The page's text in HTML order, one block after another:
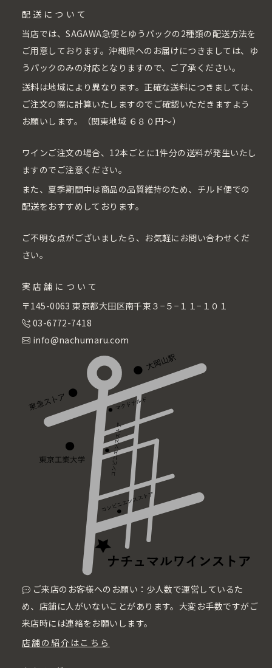
配送について
当店では、SAGAWA急便とゆうパックの2種類の配送方法を
ご用意しております。沖縄県へのお届けにつきましては、ゆ
うパックのみの対応となりますので、ご了承ください。
送料は地域により異なります。正確な送料につきましては、
ご注文の際に計算いたしますのでご確認いただきますよう
お願いします。（関東地域 ６８０円〜）
ワインご注文の場合、12本ごとに1件分の送料が発生いたし
ますのでご注意ください。
また、夏季期間中は商品の品質維持のため、チルド便での
配送をおすすめしております。
ご不明な点がございましたら、お気軽にお問い合わせくだ
さい。
実店舗について
〒145-0063 東京都大田区南千束３−５−１１−１０１
03-6772-7418
info@nachumaru.com
ご来店のお客様へのお願い：少人数で運営しているた
め、店舗に人がいないことがあります。大変お手数ですがご
来店時には連絡をお願いします。
店舗の紹介はこちら